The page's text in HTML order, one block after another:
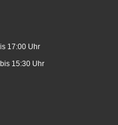
17:00 Uhr
15:30 Uhr